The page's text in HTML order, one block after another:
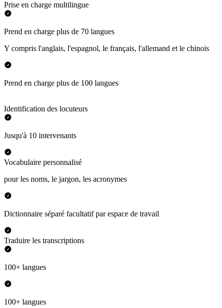
Prise en charge multilingue
Prend en charge plus de 70 langues
Y compris l'anglais, l'espagnol, le français, l'allemand et le chinois
Prend en charge plus de 100 langues
Identification des locuteurs
Jusqu'à 10 intervenants
Vocabulaire personnalisé
pour les noms, le jargon, les acronymes
Dictionnaire séparé facultatif par espace de travail
Traduire les transcriptions
100+ langues
100+ langues